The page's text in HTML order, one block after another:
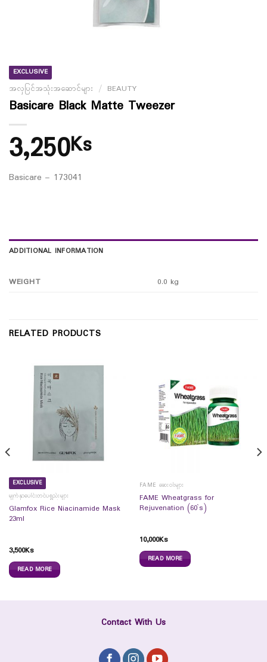
EXCLUSIVE
အလှပြင်အသုံးအဆောင်များ / BEAUTY
Basicare Black Matte Tweezer
3,250Ks
Basicare – 173041
ADDITIONAL INFORMATION
WEIGHT 0.0 kg
RELATED PRODUCTS
EXCLUSIVE
မျက်နှာပေါင်းတင်ပစ္စည်းများ
Glamfox Rice Niacinamide Mask
23ml
3,500Ks
READ MORE
FAME ဆေးဝါးများ
FAME Wheatgrass for
Rejuvenation (60`s)
10,000Ks
READ MORE
Contact With Us